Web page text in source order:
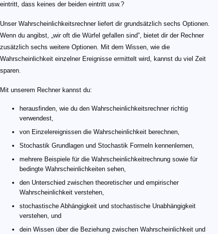
eintritt, dass keines der beiden eintritt usw.?
Unser Wahrscheinlichkeitsrechner liefert dir grundsätzlich sechs Optionen.
Wenn du angibst, „wir oft die Würfel gefallen sind”, bietet dir der Rechner
zusätzlich sechs weitere Optionen. Mit dem Wissen, wie die
Wahrscheinlichkeit einzelner Ereignisse ermittelt wird, kannst du viel Zeit
sparen.
Mit unserem Rechner kannst du:
herausfinden, wie du den Wahrscheinlichkeitsrechner richtig
verwendest,
von Einzelereignissen die Wahrscheinlichkeit berechnen,
Stochastik Grundlagen und Stochastik Formeln kennenlernen,
mehrere Beispiele für die Wahrscheinlichkeitrechnung sowie für
bedingte Wahrscheinlichkeiten sehen,
den Unterschied zwischen theoretischer und empirischer
Wahrscheinlichkeit verstehen,
stochastische Abhängigkeit und stochastische Unabhängigkeit
verstehen, und
dein Wissen über die Beziehung zwischen Wahrscheinlichkeit und